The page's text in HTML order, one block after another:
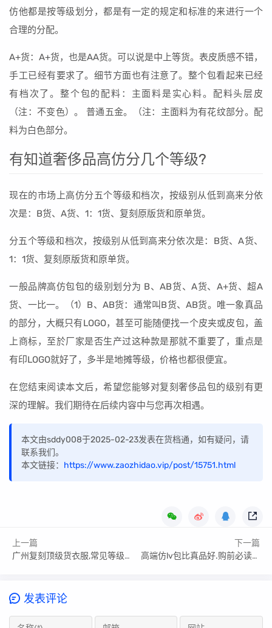
仿他都是按等级划分，都是有一定的规定和标准的来进行一个
合理的分配。
A+货：A+货，也是AA货。可以说是中上等货。表皮质感不错，
手工已经有要求了。细节方面也有注意了。整个包看起来已经
有档次了。整个包的配料：主面料是实心料。配料头层皮
（注：不变色）。 普通五金。（注：主面料为有花纹部分。配
料为白色部分。
有知道奢侈品高仿分几个等级?
现在的市场上高仿分五个等级和档次，按级别从低到高来分依
次是：B货、A货、1：1货、复刻原版货和原单货。
分五个等级和档次，按级别从低到高来分依次是：B货、A货、
1：1货、复刻原版货和原单货。
一般品牌高仿包包的级别划分为 B、AB货、A货、A+货、超A
货、一比一。（1）B、AB货：通常叫B货、AB货。唯一象真品
的部分，大概只有LOGO，甚至可能随便找一个皮夹或皮包，盖
上商标，至於厂家是否生产过这种款是那就不重要了，重点是
有印LOGO就好了，多半是地摊等级，价格也都很便宜。
在您结束阅读本文后，希望您能够对复刻奢侈品包的级别有更
深的理解。我们期待在后续内容中与您再次相遇。
本文由sddy008于2025-02-23发表在货档通，如有疑问，请
联系我们。
本文链接： https://www.zaozhidao.vip/post/15751.html
上一篇
广州复刻顶级货衣服,常见等级版本介绍
下一篇
高端仿lv包比真品好.购前必读_揭秘高端仿lv包比真品好多少钱
发表评论